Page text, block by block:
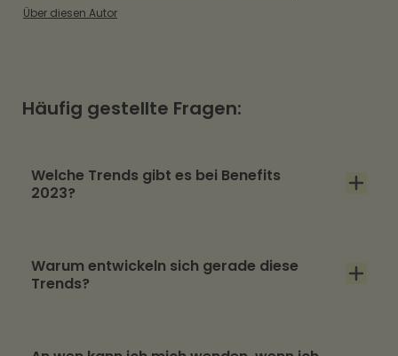
Über diesen Autor
Häufig gestellte Fragen:
Welche Trends gibt es bei Benefits
2023?
Trend-Bereiche identifizieren: Flexibilität,
nach einer guten Work-Life-Balance wieder.
Warum entwickeln sich gerade diese
Trends?